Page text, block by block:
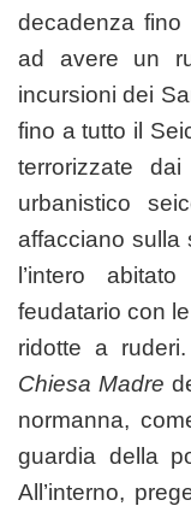
decadenza fino
ad avere un
incursioni dei
fino a tutto il
terrorizzate
urbanistico
affacciano sulla
l’intero
feudatario con
ridotte a
Chiesa Madre
normanna,
guardia della
All’interno,